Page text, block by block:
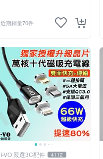
近期銷量70件
I-VO 嚴選3C配件 4112